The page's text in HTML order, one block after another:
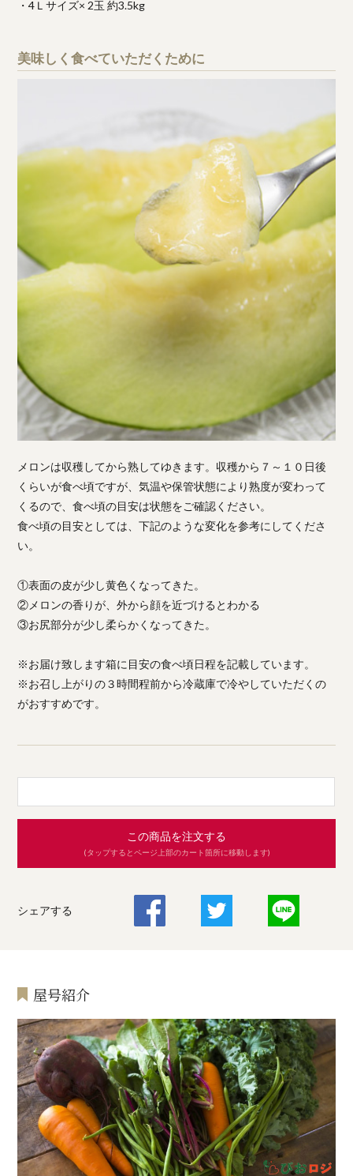
・4Ｌサイズ× 2玉 約3.5kg
美味しく食べていただくために
メロンは収穫してから熟してゆきます。収穫から７～１０日後
くらいが食べ頃ですが、気温や保管状態により熟度が変わって
くるので、食べ頃の目安は状態をご確認ください。
食べ頃の目安としては、下記のような変化を参考にしてくださ
い。
①表面の皮が少し黄色くなってきた。
②メロンの香りが、外から顔を近づけるとわかる
③お尻部分が少し柔らかくなってきた。
※お届け致します箱に目安の食べ頃日程を記載しています。
※お召し上がりの３時間程前から冷蔵庫で冷やしていただくの
がおすすめです。
この商品を注文する
(タップするとページ上部のカート箇所に移動します)
シェアする
屋号紹介